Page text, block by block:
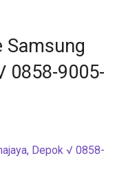
Samsung
0858-9005-
Depok √ 0858-